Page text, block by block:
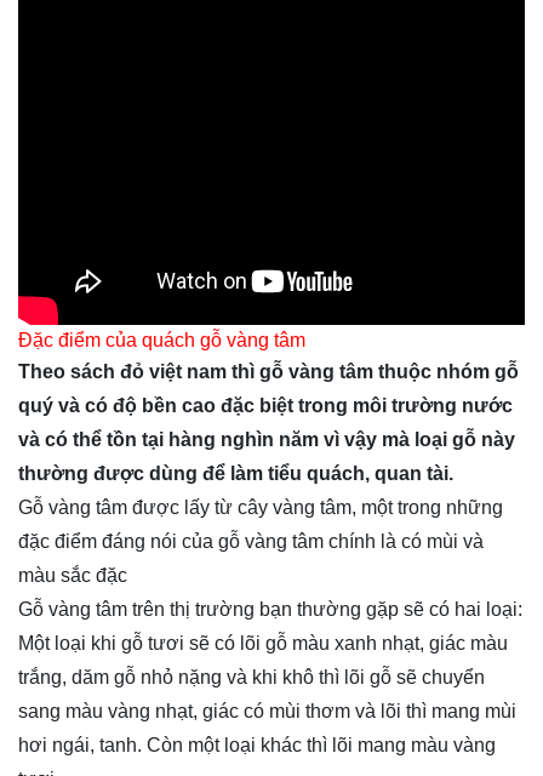
Đặc điểm của quách gỗ vàng tâm
Theo sách đỏ việt nam thì gỗ vàng tâm thuộc nhóm gỗ
quý và có độ bền cao đặc biệt trong môi trường nước
và có thể tồn tại hàng nghìn năm vì vậy mà loại gỗ này
thường được dùng để làm tiểu quách, quan tài.
Gỗ vàng tâm được lấy từ cây vàng tâm, một trong những
đặc điểm đáng nói của gỗ vàng tâm chính là có mùi và
màu sắc đặc
Gỗ vàng tâm trên thị trường bạn thường gặp sẽ có hai loại:
Một loại khi gỗ tươi sẽ có lõi gỗ màu xanh nhạt, giác màu
trắng, dăm gỗ nhỏ nặng và khi khô thì lõi gỗ sẽ chuyển
sang màu vàng nhạt, giác có mùi thơm và lõi thì mang mùi
hơi ngái, tanh. Còn một loại khác thì lõi mang màu vàng